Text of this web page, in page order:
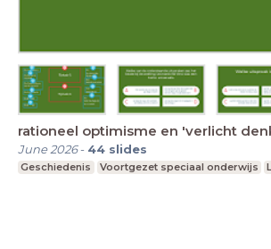
rationeel optimisme en 'verlicht
June 2026- 44 slides
Geschiedenis Voortgezet speciaal onderwijs